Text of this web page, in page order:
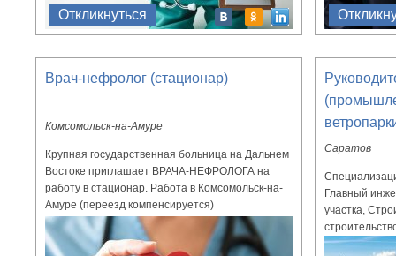
Откликнуться
Врач-нефролог (стационар)
Комсомольск-на-Амуре
Крупная государственная больница на Дальнем
Востоке приглашает ВРАЧА-НЕФРОЛОГА на
работу в стационар. Работа в Комсомольск-на-
Амуре (переезд компенсируется)
Саратов
Главный
участка,